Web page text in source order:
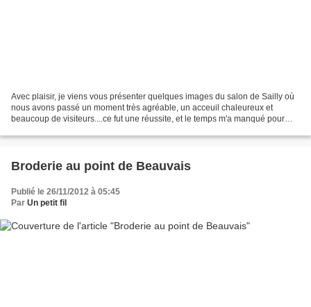
Avec plaisir, je viens vous présenter quelques images du salon de Sailly où
nous avons passé un moment très agréable, un acceuil chaleureux et
beaucoup de visiteurs....ce fut une réussite, et le temps m'a manqué pour
Broderie au point de Beauvais
Publié le 26/11/2012 à 05:45
Par Un petit fil